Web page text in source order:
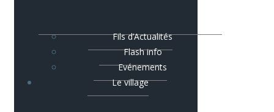
Fils d’Actualités
Flash info
Evénements
Le village